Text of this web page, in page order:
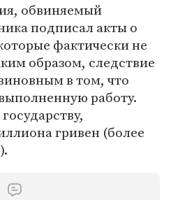
обвиняемый
подписал акты о
фактически не
образом, следствие
в том, что
работу.
гривен (более